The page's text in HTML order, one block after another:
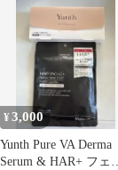
¥3,000
Yunth Pure VA Derma
Serum & HAR+ フェイ